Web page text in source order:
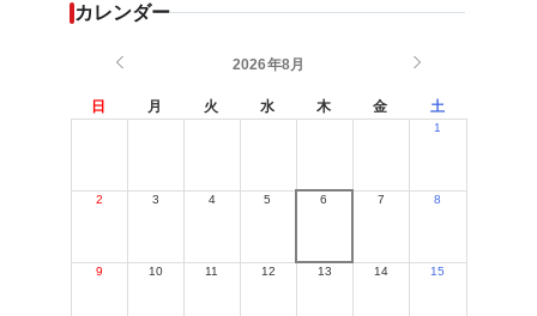
カレンダー
2026年8月
日 月 火 水 木 金 土
1
2 3 4 5 6 7 8
9 10 11 12 13 14 15